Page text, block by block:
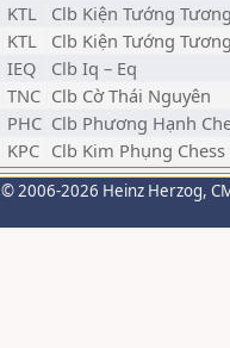
KTL
Clb Kiện Tướng
KTL
Clb Kiện Tướng
IEQ
Clb Iq – Eq
TNC Clb Cờ Thái Nguyên
PHC Clb Phương Hạnh
KPC Clb Kim Phụng Chess
© 2006-2026 Heinz Herzog,